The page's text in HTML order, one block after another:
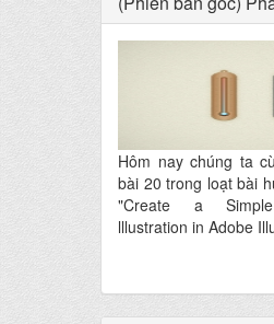
Hôm nay chúng ta
bài 20 trong loạt bài
"Create a Simple
lllustration in Adobe